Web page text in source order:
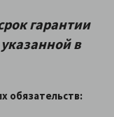
гарантии
в
обязательств: